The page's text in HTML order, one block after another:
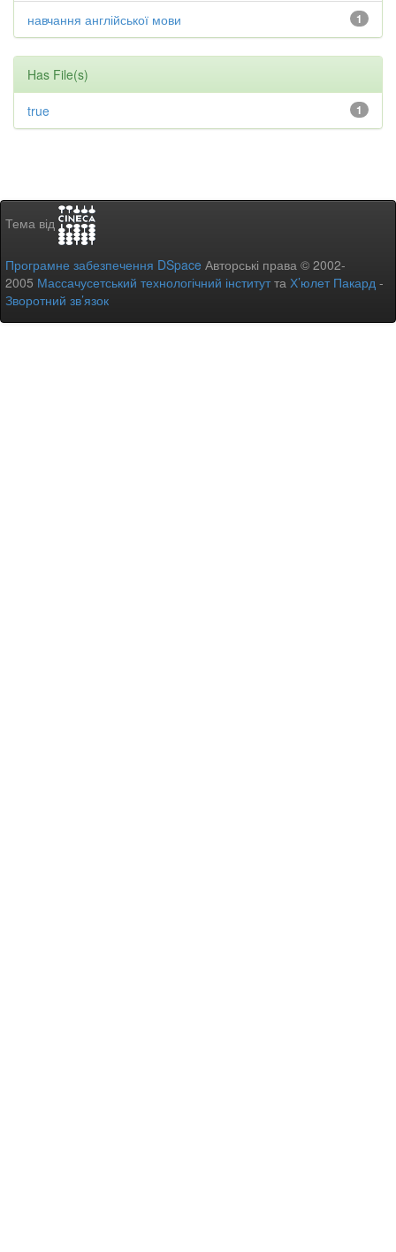
1
навчання англійської мови
Has File(s)
1
true
Тема від
Програмне забезпечення DSpace Авторські права © 2002-
2005 Массачусетський технологічний інститутта Х’юлет Пакард -
Зворотний зв’язок